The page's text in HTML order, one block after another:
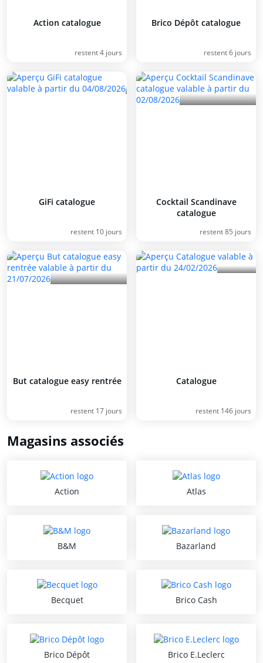
Action catalogue
restent 4 jours
Brico Dépôt catalogue
restent 6 jours
GiFi catalogue
restent 10 jours
Cocktail Scandinave
catalogue
restent 85 jours
But catalogue easy rentrée
restent 17 jours
Catalogue
restent 146 jours
Magasins associés
Action Atlas
B&M Bazarland
Becquet Brico Cash
Brico Dépôt Brico E.Leclerc